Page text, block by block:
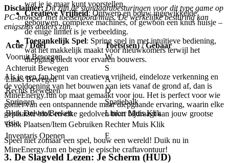
wat je je maar kunt voorstellen.
Creatieve Vrijheid: Ontwerp en bouw ingewikkelde
gebouwen, complexe machines, of gewoon een knus huisje –
de enige limiet is je verbeelding.
Toegankelijk Spel: Spring snel in met intuïtieve bediening,
wat het makkelijk maakt voor nieuwkomers terwijl het
diepgang biedt voor ervaren bouwers.
Als je een fan bent van creatieve vrijheid, eindeloze verkenning en
de voldoening van het bouwen van iets vanaf de grond af, dan is
MineEnergy.fun op maat gemaakt voor jou. Het is perfect voor wie
geniet van een ontspannende maar diepgaande ervaring, waarin elke
geplaatste blok en elke gedolven bron bijdraagt aan jouw grootse
visie.
Speel niet zomaar een spel, bouw een wereld! Duik nu in
MineEnergy.fun en begin je epische craftavontuur!
Disclaimer: Dit zijn de standaardbesturingen voor dit type game op
PC-browser met toetsenbord/muis. De werkelijke besturing kan
enigszins anders zijn.
Actie / Doel
Toets(sen) / Gebaar
Vooruit Bewegen
W
Achteruit Bewegen
S
Links Bewegen
A
Rechts Bewegen
D
Springen
Spatiebalk
Blok Delven/Breken
Linker Muis Klik
Blok Plaatsen/Item Gebruiken Rechter Muis Klik
Inventaris Openen
E
3. De Slagveld Lezen: Je Scherm (HUD)